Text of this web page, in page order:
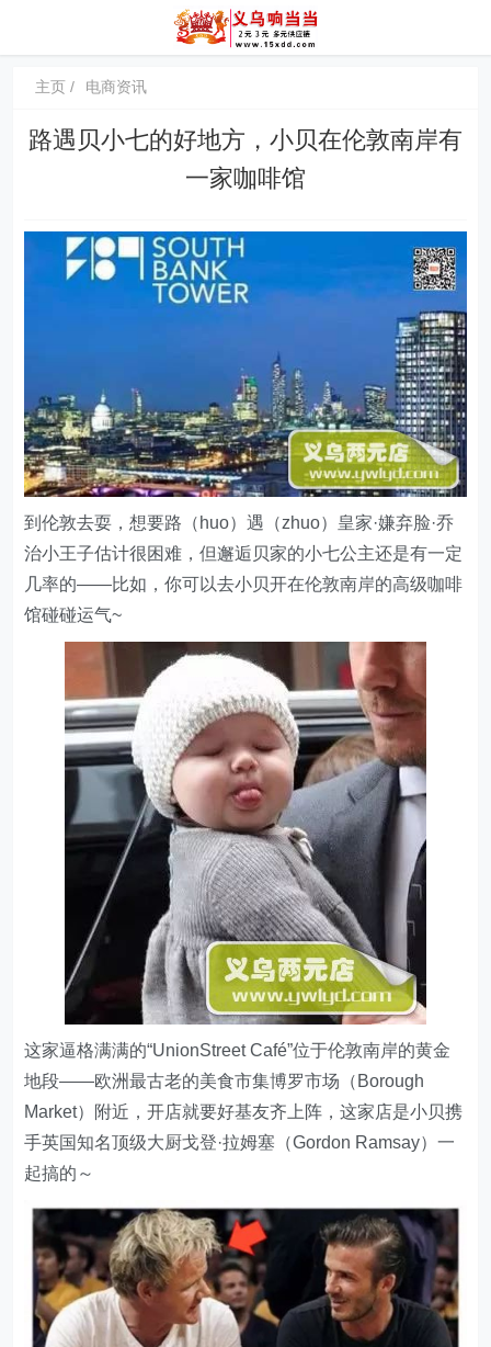
主页 电商资讯
路遇贝小七的好地方，小贝在伦敦南岸有
一家咖啡馆
到伦敦去耍，想要路（huo）遇（zhuo）皇家·嫌弃脸·乔
治小王子估计很困难，但邂逅贝家的小七公主还是有一定
几率的——比如，你可以去小贝开在伦敦南岸的高级咖啡
馆碰碰运气~
这家逼格满满的“UnionStreet Café”位于伦敦南岸的黄金
地段——欧洲最古老的美食市集博罗市场（Borough
Market）附近，开店就要好基友齐上阵，这家店是小贝携
手英国知名顶级大厨戈登·拉姆塞（Gordon Ramsay）一
起搞的～